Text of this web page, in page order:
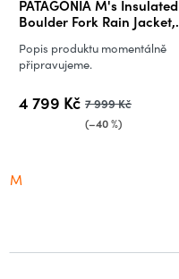
PATAGONIA M's Insulated
Boulder Fork Rain Jacket,
4 799 Kč 7 999 Kč
(–40 %)
Popis produktu momentálně
připravujeme.
M